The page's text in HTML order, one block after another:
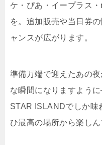
ケ・ぴあ・イープラス
を。追加販売や当日券
ャンスが広がります。
準備万端で迎えたあの
な瞬間になりますよう
STAR ISLANDでしか味
ひ最高の場所から楽しん